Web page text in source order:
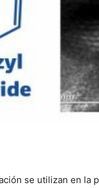
se utilizan en la